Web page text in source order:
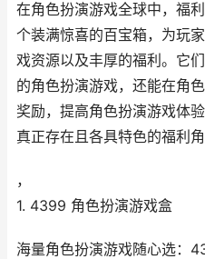
在角色扮演游戏全球中，福
个装满惊喜的百宝箱，为玩
戏资源以及丰厚的福利。它
的角色扮演游戏，还能在角
奖励，提高角色扮演游戏体
真正存在且各具特色的福利
，
1. 4399 角色扮演游戏盒
海量角色扮演游戏随心选：